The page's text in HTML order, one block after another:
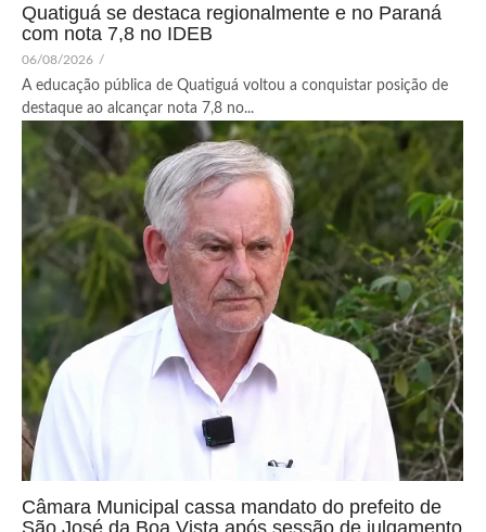
Quatiguá se destaca regionalmente e no Paraná
com nota 7,8 no IDEB
06/08/2026 /
A educação pública de Quatiguá voltou a conquistar posição de
destaque ao alcançar nota 7,8 no...
Câmara Municipal cassa mandato do prefeito de
São José da Boa Vista após sessão de julgamento